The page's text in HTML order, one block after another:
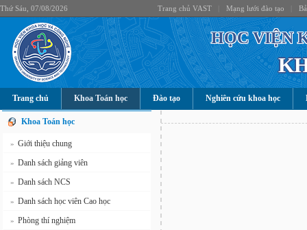
Thứ Sáu, 07/08/2026 Trang chủ VAST Mạng lưới đào tạo
HỌC VIỆN
Trang chủ Khoa Toán học Đào tạo Nghiên cứu khoa học
Khoa Toán học
» Giới thiệu chung
» Danh sách giảng viên
» Danh sách NCS
» Danh sách học viên Cao học
» Phòng thí nghiệm